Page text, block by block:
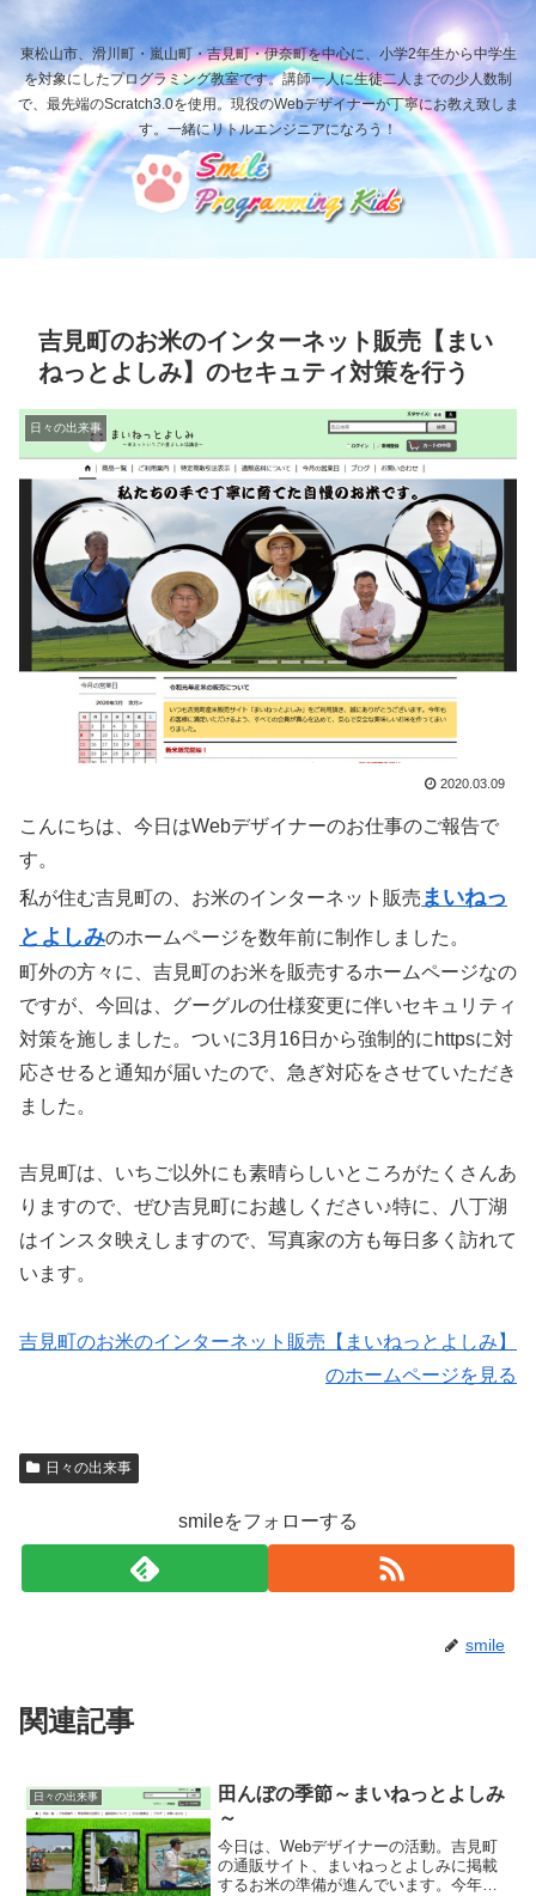
東松山市、滑川町・嵐山町・吉見町・伊奈町を中心に、小学2年生から中学生
を対象にしたプログラミング教室です。講師一人に生徒二人までの少人数制
で、最先端のScratch3.0を使用。現役のWebデザイナーが丁寧にお教え致しま
す。一緒にリトルエンジニアになろう！
吉見町のお米のインターネット販売【まい
ねっとよしみ】のセキュティ対策を行う
日々の出来事
2020.03.09
こんにちは、今日はWebデザイナーのお仕事のご報告で
す。
私が住む吉見町の、お米のインターネット販売 まいねっ
とよしみのホームページを数年前に制作しました。
町外の方々に、吉見町のお米を販売するホームページなの
ですが、今回は、グーグルの仕様変更に伴いセキュリティ
対策を施しました。ついに3月16日から強制的にhttpsに対
応させると通知が届いたので、急ぎ対応をさせていただき
ました。
吉見町は、いちご以外にも素晴らしいところがたくさんあ
りますので、ぜひ吉見町にお越しください♪特に、八丁湖
はインスタ映えしますので、写真家の方も毎日多く訪れて
います。
吉見町のお米のインターネット販売【まいねっとよしみ】
のホームページを見る
日々の出来事
smileをフォローする
smile
関連記事
日々の出来事
田んぼの季節～まいねっとよしみ
～
今日は、Webデザイナーの活動。吉見町
の通販サイト、まいねっとよしみに掲載
するお米の準備が進んでいます。今年も